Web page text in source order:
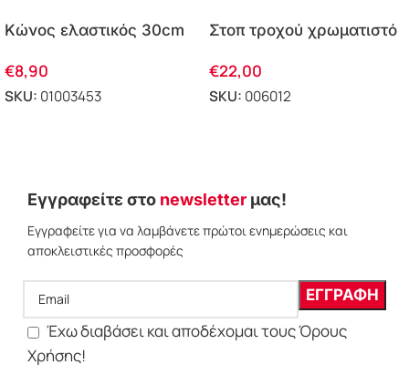
Κώνος ελαστικός 30cm
€8,90
SKU: 01003453
Στοπ τροχού χρωματιστό
€22,00
SKU: 006012
Εγγραφείτε στο newsletter μας!
Εγγραφείτε για να λαμβάνετε πρώτοι ενημερώσεις και
αποκλειστικές προσφορές
Έχω διαβάσει και αποδέχομαι τους Όρους
Χρήσης!